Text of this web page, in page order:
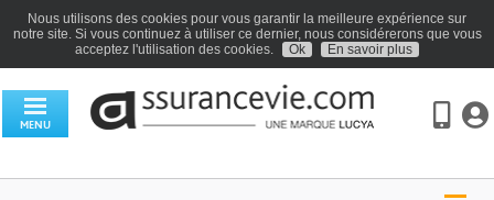
Nous utilisons des cookies pour vous garantir la meilleure expérience sur
notre site. Si vous continuez à utiliser ce dernier, nous considérerons que vous
acceptez l'utilisation des cookies.
Ok En savoir plus
MENU